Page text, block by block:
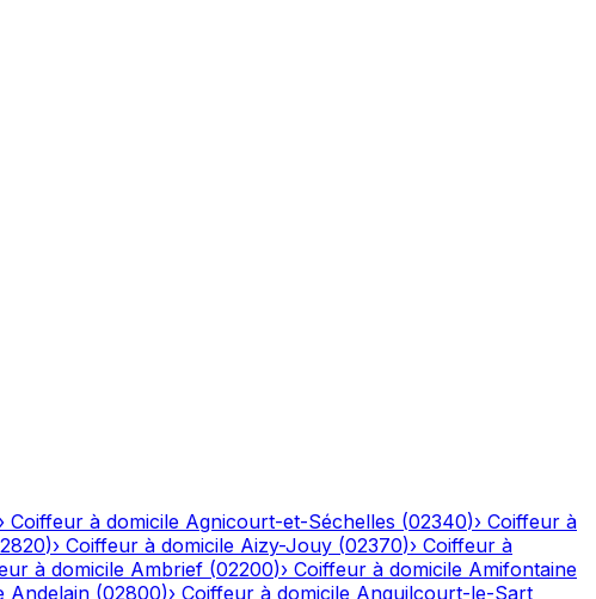
› Coiffeur à domicile Agnicourt-et-Séchelles (02340)› Coiffeur à
)› Coiffeur à domicile Aizy-Jouy (02370)› Coiffeur à
à domicile Ambrief (02200)› Coiffeur à domicile Amifontaine
Andelain (02800)› Coiffeur à domicile Anguilcourt-le-Sart